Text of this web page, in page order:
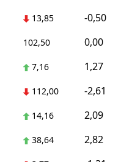
13,85 -0,50
102,50 0,00
7,16 1,27
112,00 -2,61
14,16 2,09
38,64 2,82